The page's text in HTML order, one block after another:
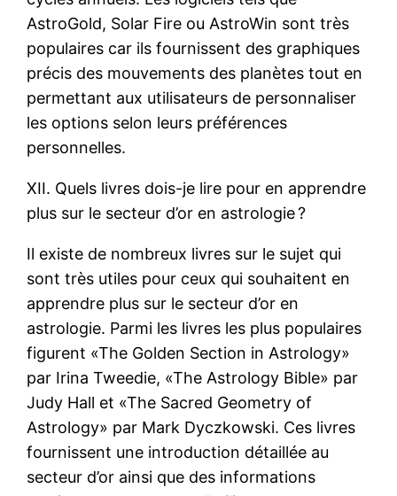
AstroGold, Solar Fire ou AstroWin sont très
populaires car ils fournissent des graphiques
précis des mouvements des planètes tout en
permettant aux utilisateurs de personnaliser
les options selon leurs préférences
personnelles.
XII. Quels livres dois-je lire pour en apprendre
plus sur le secteur d’or en astrologie ?
Il existe de nombreux livres sur le sujet qui
sont très utiles pour ceux qui souhaitent en
apprendre plus sur le secteur d’or en
astrologie. Parmi les livres les plus populaires
figurent «The Golden Section in Astrology»
par Irina Tweedie, «The Astrology Bible» par
Judy Hall et «The Sacred Geometry of
Astrology» par Mark Dyczkowski. Ces livres
fournissent une introduction détaillée au
secteur d’or ainsi que des informations